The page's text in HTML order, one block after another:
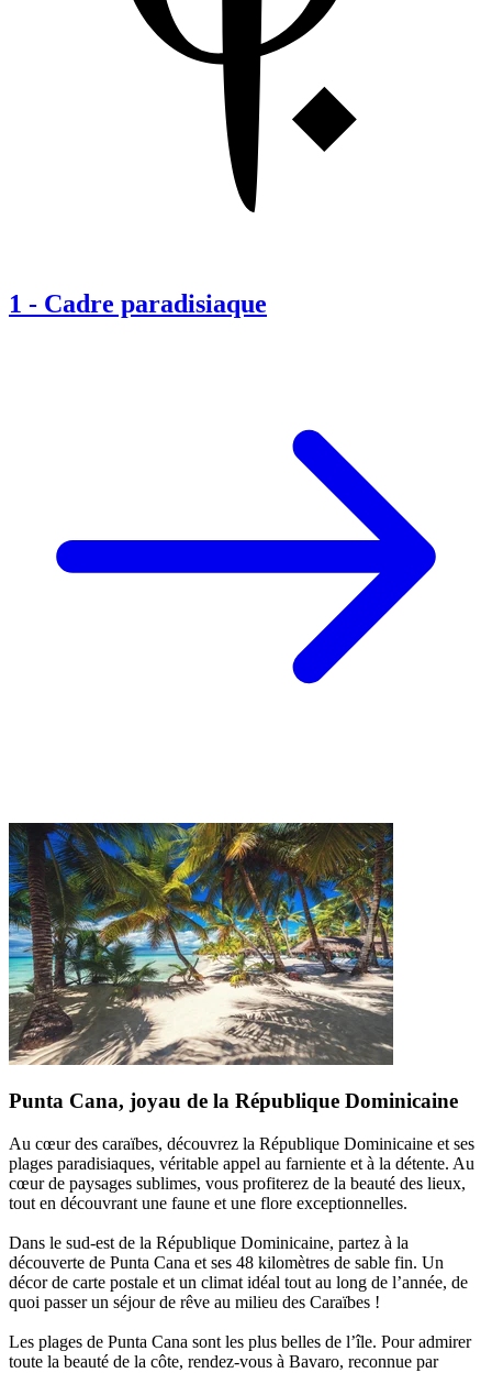
1 - Cadre paradisiaque
Punta Cana, joyau de la République Dominicaine
Au cœur des caraïbes, découvrez la République Dominicaine et ses
plages paradisiaques, véritable appel au farniente et à la détente. Au
cœur de paysages sublimes, vous profiterez de la beauté des lieux,
tout en découvrant une faune et une flore exceptionnelles.
Dans le sud-est de la République Dominicaine, partez à la
découverte de Punta Cana et ses 48 kilomètres de sable fin. Un
décor de carte postale et un climat idéal tout au long de l’année, de
quoi passer un séjour de rêve au milieu des Caraïbes !
Les plages de Punta Cana sont les plus belles de l’île. Pour admirer
toute la beauté de la côte, rendez-vous à Bavaro, reconnue par